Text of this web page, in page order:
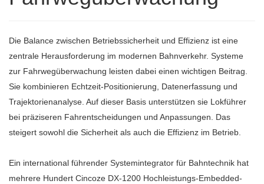
Die Balance zwischen Betriebssicherheit und Effizienz ist eine
zentrale Herausforderung im modernen Bahnverkehr. Systeme
zur Fahrwegüberwachung leisten dabei einen wichtigen Beitrag.
Sie kombinieren Echtzeit-Positionierung, Datenerfassung und
Trajektorienanalyse. Auf dieser Basis unterstützen sie Lokführer
bei präziseren Fahrentscheidungen und Anpassungen. Das
steigert sowohl die Sicherheit als auch die Effizienz im Betrieb.
Ein international führender Systemintegrator für Bahntechnik hat
mehrere Hundert Cincoze DX-1200 Hochleistungs-Embedded-